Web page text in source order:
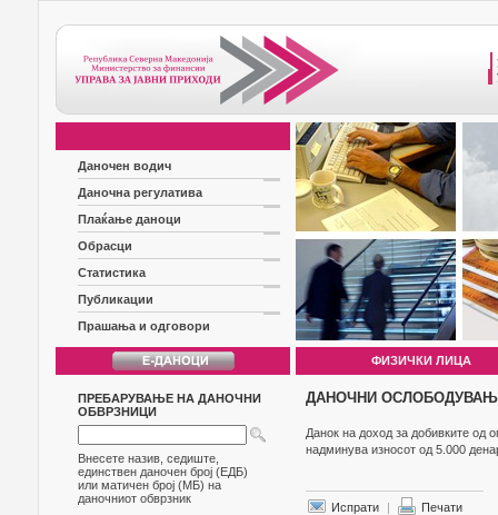
Даночен водич
Даночна регулатива
Плаќање даноци
Обрасци
Статистика
Публикации
Прашања и одговори
ФИЗИЧКИ ЛИЦА
ПРЕБАРУВАЊЕ НА ДАНОЧНИ
ОБВРЗНИЦИ
Внесете назив, седиште,
единствен даночен број (ЕДБ)
или матичен број (МБ) на
даночниот обврзник
ДАНОЧНИ
Данок на доход за добивките од
надминува износот од 5.000
Испрати | Печати